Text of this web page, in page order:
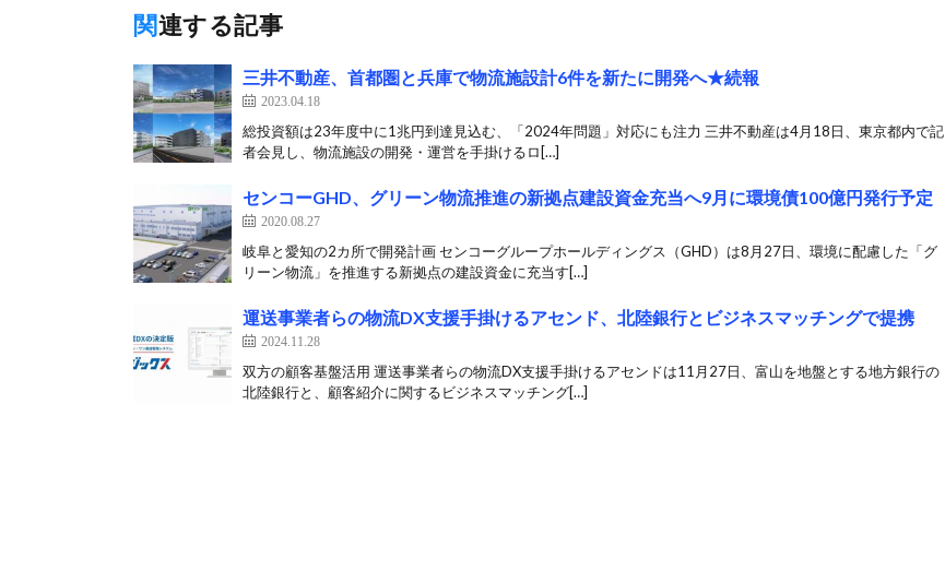
関連する記事
三井不動産、首都圏と兵庫で物流施設計6件を新たに開発へ★続報
2023.04.18
総投資額は23年度中に1兆円到達見込む、「2024年問題」対応にも注力 三井不動産は4月18日、東京都内で記
者会見し、物流施設の開発・運営を手掛けるロ[…]
センコーGHD、グリーン物流推進の新拠点建設資金充当へ9月に環境債100億円発行予定
2020.08.27
岐阜と愛知の2カ所で開発計画 センコーグループホールディングス（GHD）は8月27日、環境に配慮した「グ
リーン物流」を推進する新拠点の建設資金に充当す[…]
運送事業者らの物流DX支援手掛けるアセンド、北陸銀行とビジネスマッチングで提携
2024.11.28
双方の顧客基盤活用 運送事業者らの物流DX支援手掛けるアセンドは11月27日、富山を地盤とする地方銀行の
北陸銀行と、顧客紹介に関するビジネスマッチング[…]